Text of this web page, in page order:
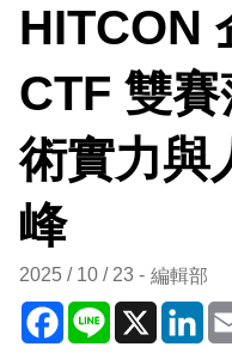
HITCON
CTF 雙
術實力與
峰
2025 / 10 / 23 編輯部
Facebook
Line X